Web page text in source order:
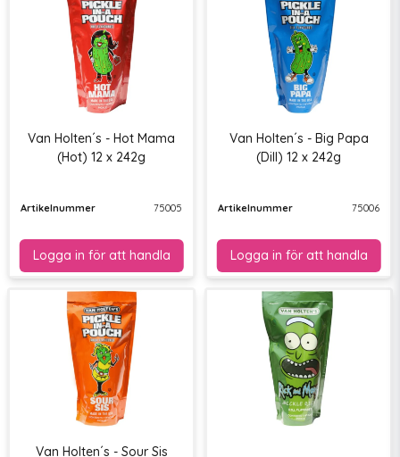
Van Holten´s - Hot Mama
(Hot) 12 x 242g
Artikelnummer 75005
Van Holten´s - Big Papa
(Dill) 12 x 242g
Artikelnummer 75006
Van Holten´s - Sour Sis